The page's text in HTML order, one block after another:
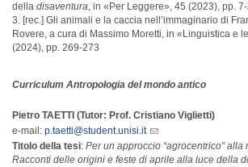
della disaventura, in «Per Leggere», 45 (2023), pp.
[rec.] Gli animali e la caccia nell’immaginario di
Rovere, a cura di Massimo Moretti, in «Linguistica e
(2024), pp. 269-273
Curriculum Antropologia del mondo antico
Pietro TAETTI (Tutor: Prof. Cristiano Viglietti)
e-mail: p.taetti@student.unisi.it
Titolo della tesi: Per un approccio “agrocentrico” alla
Racconti delle origini e feste di aprile alla luce della